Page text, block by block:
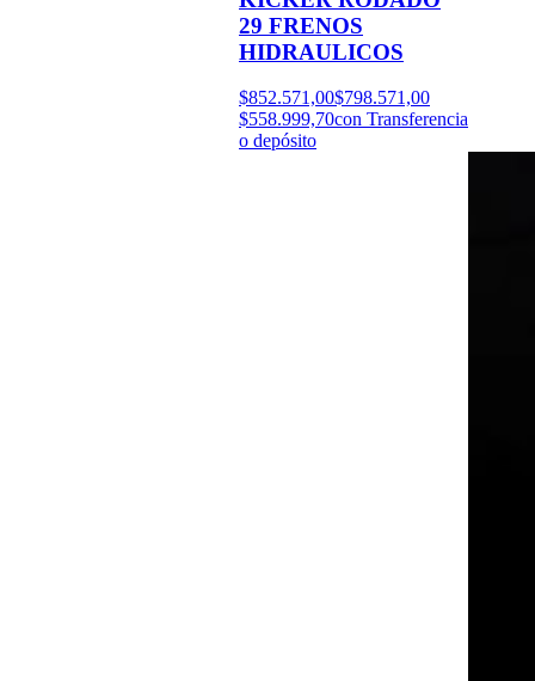
29 FRENOS
HIDRAULICOS
$852.571,00$798.571,00
$558.999,70con Transferencia
o depósito